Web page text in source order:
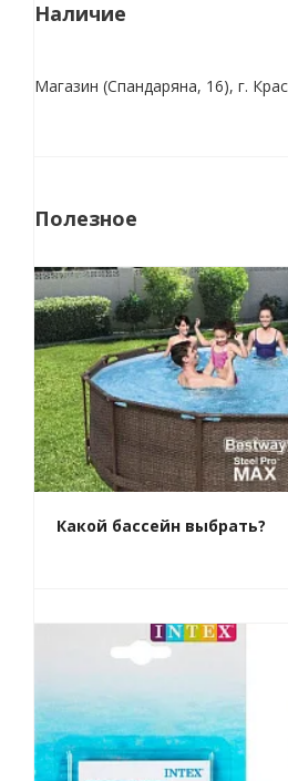
Наличие
Магазин (Спандаряна, 16), г.
Полезное
Какой бассейн выбрать?